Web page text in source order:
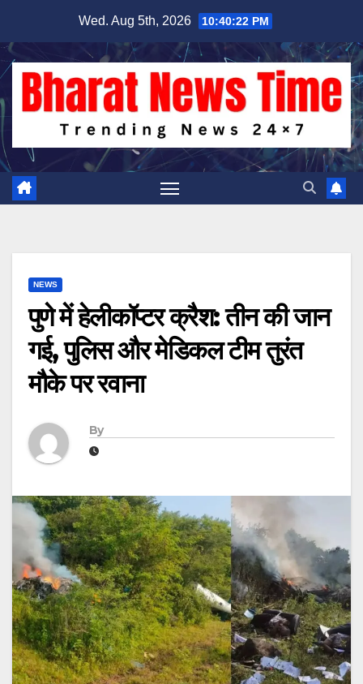
content
Wed. Aug 5th, 2026 10:40:23 PM
NEWS
पुणे में हेलीकॉप्टर क्रैश: तीन की जान
गई, पुलिस और मेडिकल टीम तुरंत
मौके पर रवाना
By